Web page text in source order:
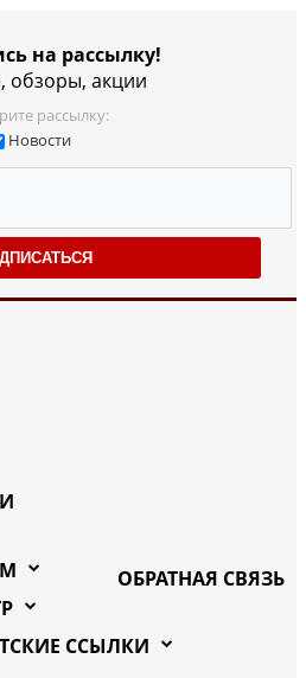
на рассылку!
обзоры, акции
рассылку:
Новости
ОБРАТНАЯ СВЯЗЬ
ССЫЛКИ